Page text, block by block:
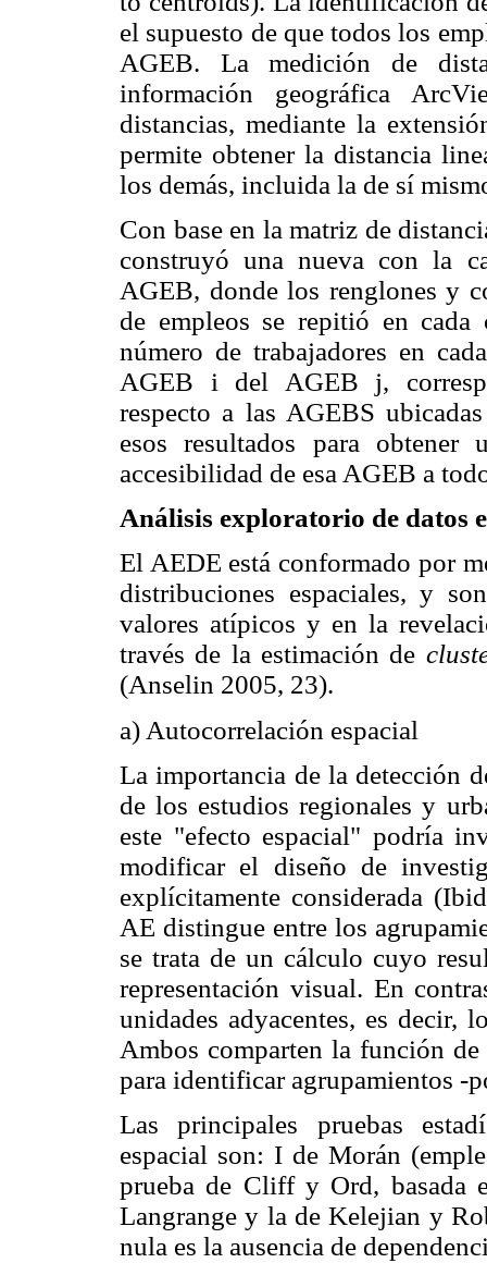
el supuesto de que todos los
AGEB. La medición de
información geográfica
distancias, mediante la
permite obtener la distancia
los demás, incluida la de sí
Con base en la matriz de
construyó una nueva con la
AGEB, donde los renglones y
de empleos se repitió en
número de trabajadores en
AGEB i del AGEB j,
respecto a las AGEBS
esos resultados para
accesibilidad de esa AGEB a
Análisis exploratorio de datos
El AEDE está conformado por
distribuciones espaciales, y
valores atípicos y en la
través de la estimación de
(Anselin 2005, 23).
a) Autocorrelación espacial
La importancia de la detección
de los estudios regionales y
este "efecto espacial" podría
modificar el diseño de
explícitamente considerada
AE distingue entre los
se trata de un cálculo cuyo
representación visual. En
unidades adyacentes, es decir,
Ambos comparten la función
para identificar agrupamientos -
Las principales pruebas
espacial son: I de Morán
prueba de Cliff y Ord, basada
Langrange y la de Kelejian y
nula es la ausencia de